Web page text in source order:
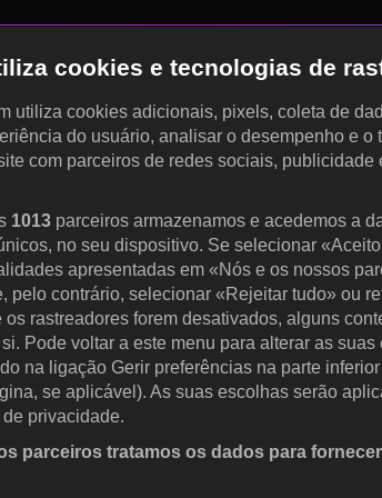
cookies e tecnologias de
utiliza cookies adicionais, pixels, coleta de
do usuário, analisar o desempenho e
com parceiros de redes sociais,
1013 parceiros armazenamos e acedemos a
no seu dispositivo. Se selecionar
apresentadas em «Nós e os nossos
pelo contrário, selecionar «Rejeitar tudo» ou
os rastreadores forem desativados, alguns
Pode voltar a este menu para alterar as
na ligação Gerir preferências na parte
se aplicável). As suas escolhas serão
privacidade.
parceiros tratamos os dados para